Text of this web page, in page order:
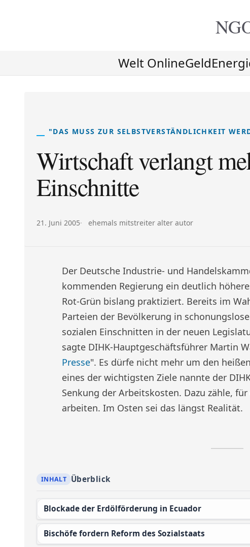
Welt OnlineGeld
"DAS MUSS ZUR SELBSTVERSTÄNDLICHKEIT
Wirtschaft verlangt
Einschnitte
Veröffentlicht am:
21. Juni 2005 Autor:
ehemals mitstreiter alter autor
Der Deutsche Industrie- und
kommenden Regierung ein deutlich
Rot-Grün bislang praktiziert. Bereits im
Parteien der Bevölkerung in
sozialen Einschnitten in der neuen
sagte DIHK-Hauptgeschäftsführer Martin
Presse". Es dürfe nicht mehr um den
eines der wichtigsten Ziele nannte der
Senkung der Arbeitskosten. Dazu zähle,
arbeiten. Im Osten sei das längst Realität.
Überblick
Blockade der Erdölförderung in Ecuador
Bischöfe fordern Reform des Sozialstaats